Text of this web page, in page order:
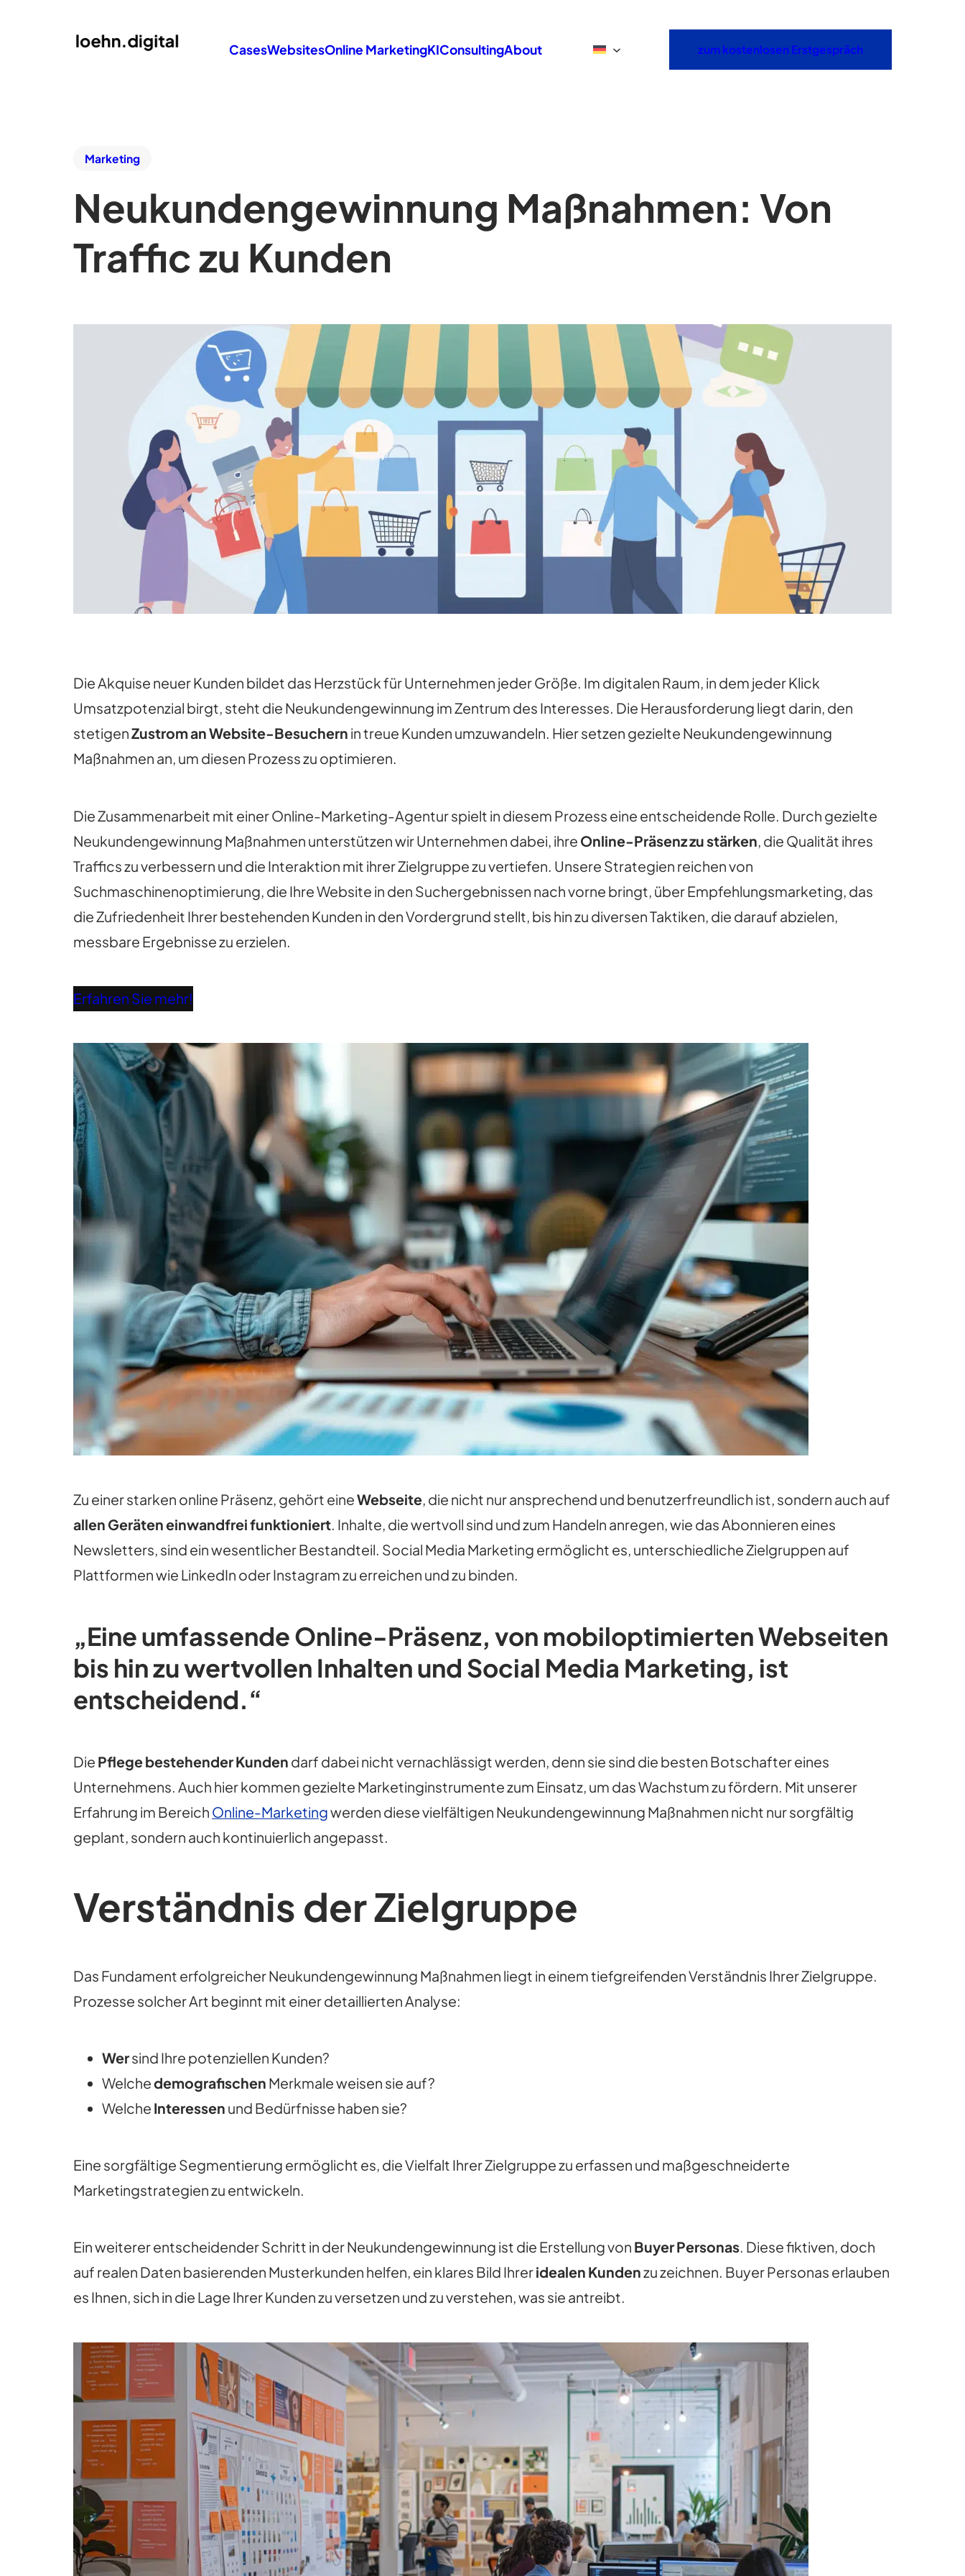
CasesWebsitesOnline MarketingKIConsultingAbout zum kostenlosen Erstgespräch
Marketing
Neukundengewinnung Maßnahmen: Von
Traffic zu Kunden
Die Akquise neuer Kunden bildet das Herzstück für Unternehmen jeder Größe. Im digitalen Raum, in dem jeder Klick
Umsatzpotenzial birgt, steht die Neukundengewinnung im Zentrum des Interesses. Die Herausforderung liegt darin, den
stetigenZustrom an Website-Besuchern in treue Kunden umzuwandeln. Hier setzen gezielte Neukundengewinnung
Maßnahmen an, um diesen Prozess zu optimieren.
Die Zusammenarbeit mit einer Online-Marketing-Agentur spielt in diesem Prozess eine entscheidende Rolle. Durch gezielte
Neukundengewinnung Maßnahmen unterstützen wir Unternehmen dabei, ihre Online-Präsenz zu stärken, die Qualität ihres
Traffics zu verbessern und die Interaktion mit ihrer Zielgruppe zu vertiefen. Unsere Strategien reichen von
Suchmaschinenoptimierung, die Ihre Website in den Suchergebnissen nach vorne bringt, über Empfehlungsmarketing, das
die Zufriedenheit Ihrer bestehenden Kunden in den Vordergrund stellt, bis hin zu diversen Taktiken, die darauf abzielen,
messbare Ergebnisse zu erzielen.
Erfahren Sie mehr!
Zu einer starken online Präsenz, gehört eineWebseite, die nicht nur ansprechend und benutzerfreundlich ist, sondern auch auf
allen Geräten einwandfrei funktioniert. Inhalte, die wertvoll sind und zum Handeln anregen, wie das Abonnieren eines
Newsletters, sind ein wesentlicher Bestandteil. Social Media Marketing ermöglicht es, unterschiedliche Zielgruppen auf
Plattformen wie LinkedIn oder Instagram zu erreichen und zu binden.
„Eine umfassende Online-Präsenz, von mobiloptimierten Webseiten
bis hin zu wertvollen Inhalten und Social Media Marketing, ist
entscheidend.“
Die Pflege bestehender Kunden darf dabei nicht vernachlässigt werden, denn sie sind die besten Botschafter eines
Unternehmens. Auch hier kommen gezielte Marketinginstrumente zum Einsatz, um das Wachstum zu fördern. Mit unserer
Erfahrung im Bereich Online-Marketingwerden diese vielfältigen Neukundengewinnung Maßnahmen nicht nur sorgfältig
geplant, sondern auch kontinuierlich angepasst.
Verständnis der Zielgruppe
Das Fundament erfolgreicher Neukundengewinnung Maßnahmen liegt in einem tiefgreifenden Verständnis Ihrer Zielgruppe.
Prozesse solcher Art beginnt mit einer detaillierten Analyse:
Wersind Ihre potenziellen Kunden?
Welchedemografischen Merkmale weisen sie auf?
Welche Interessen und Bedürfnisse haben sie?
Eine sorgfältige Segmentierung ermöglicht es, die Vielfalt Ihrer Zielgruppe zu erfassen und maßgeschneiderte
Marketingstrategien zu entwickeln.
Ein weiterer entscheidender Schritt in der Neukundengewinnung ist die Erstellung von Buyer Personas. Diese fiktiven, doch
auf realen Daten basierenden Musterkunden helfen, ein klares Bild Ihreridealen Kundenzu zeichnen. Buyer Personas erlauben
es Ihnen, sich in die Lage Ihrer Kunden zu versetzen und zu verstehen, was sie antreibt.